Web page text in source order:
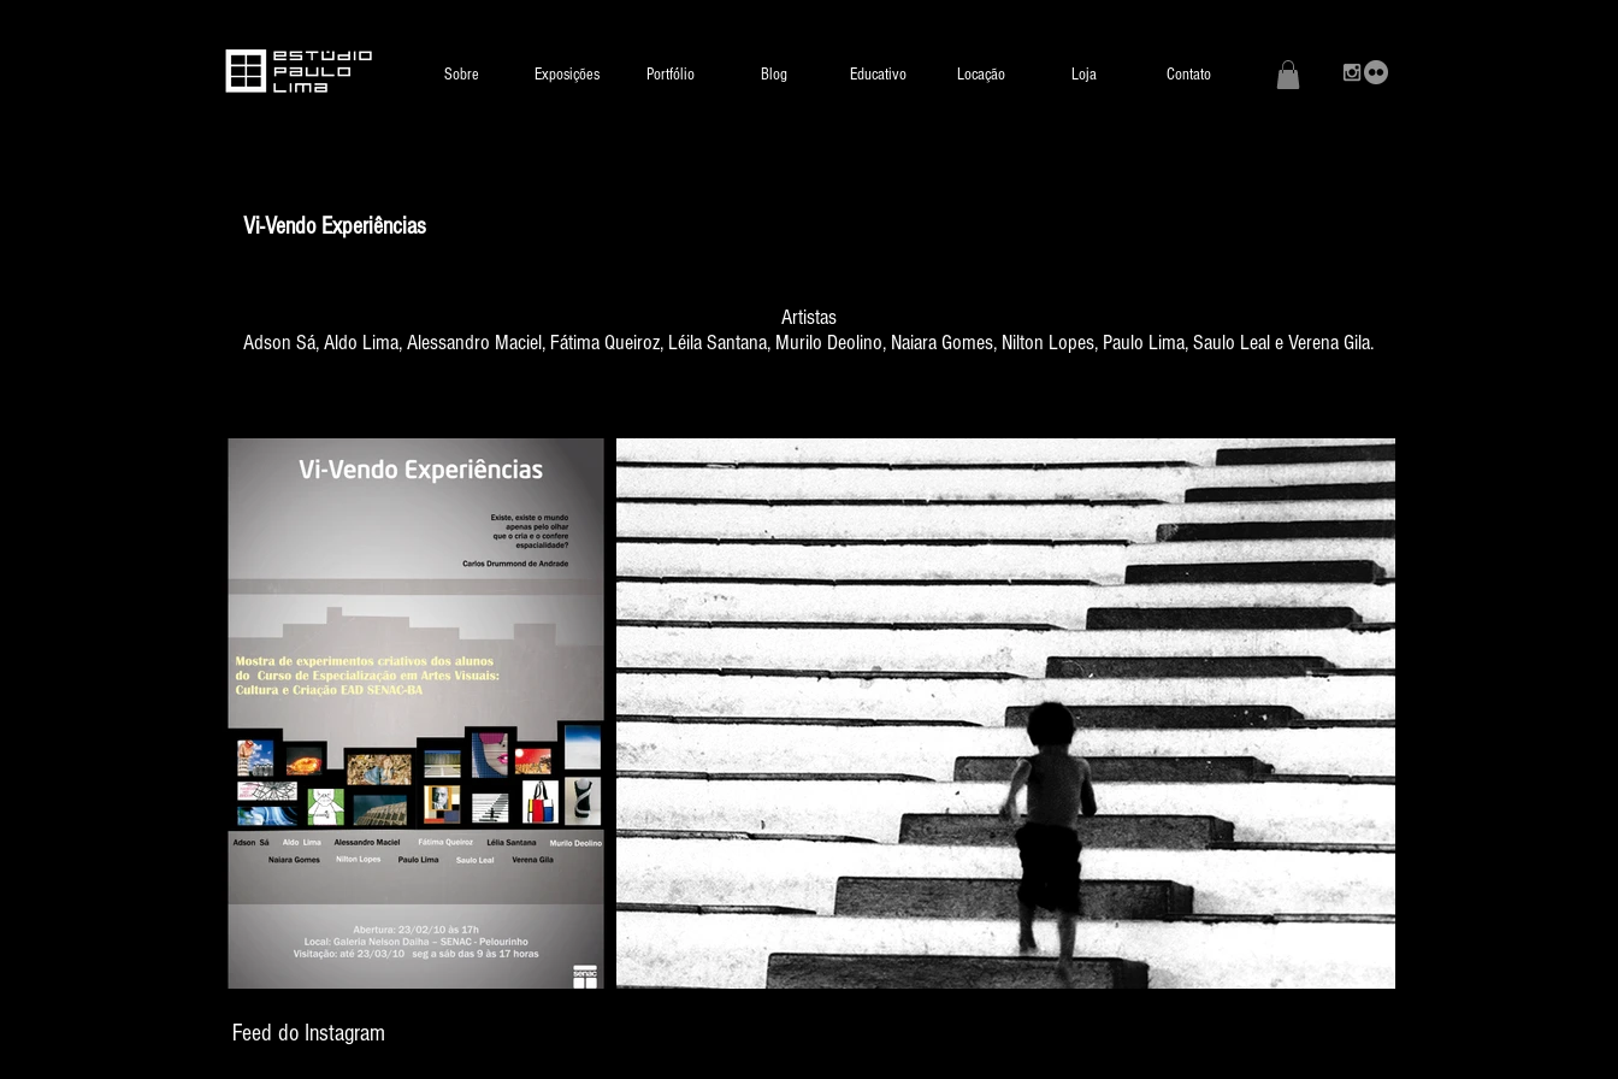
Sobre Exposições Portfólio Blog Educativo Locação Loja Contato
Vi-Vendo Experiências
Artistas
Adson Sá, Aldo Lima, Alessandro Maciel, Fátima Queiroz, Léila Santana, Murilo Deolino, Naiara Gomes, Nilton Lopes, Paulo Lima, Saulo Leal e Verena Gila.
Feed do Instagram